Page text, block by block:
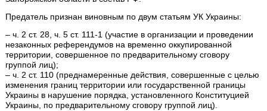
Предатель признан виновным по двум статьям УК Украины:
– ч. 2 ст. 28, ч. 5 ст. 111-1 (участие в организации и проведении
незаконных референдумов на временно оккупированной
территории, совершенное по предварительному сговору
группой лиц);
– ч. 2 ст. 110 (преднамеренные действия, совершенные с целью
изменения границ территории или государственной границы
Украины в нарушение порядка, установленного Конституцией
Украины, по предварительному сговору группой лиц).